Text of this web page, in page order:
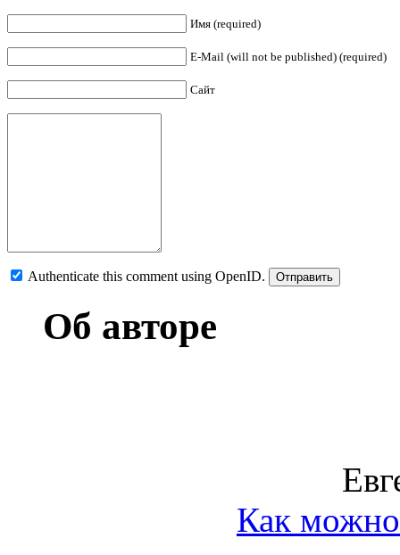
Имя (required)
E-Mail (will not be published) (required)
Сайт
Authenticate this comment using OpenID.
Об авторе
Как можно